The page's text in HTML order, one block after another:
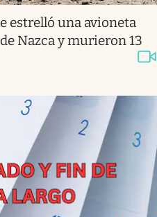
estrelló una avioneta
Nazca y murieron 13